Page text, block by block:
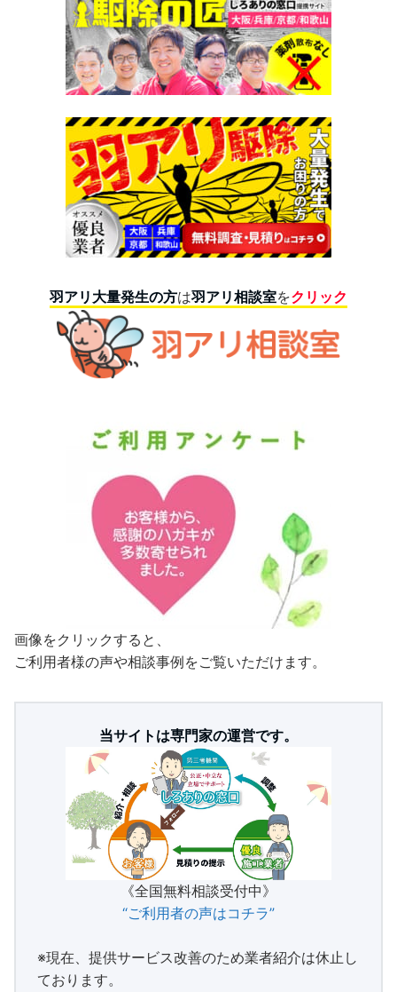
羽アリ大量発生の方は羽アリ相談室をクリック
画像をクリックすると、
ご利用者様の声や相談事例をご覧いただけます。
当サイトは専門家の運営です。
《全国無料相談受付中》
“ご利用者の声はコチラ”
※現在、提供サービス改善のため業者紹介は休止し
ております。